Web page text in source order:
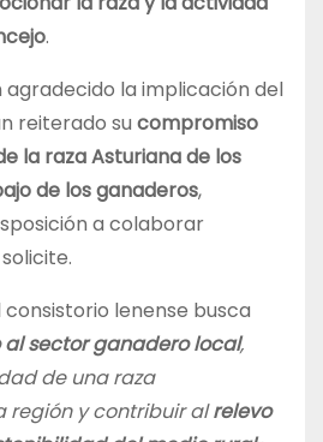
.
agradecido la implicación del
reiterado su compromiso
la raza Asturiana de los
de los ganaderos,
a colaborar
lenense busca
sector ganadero local,
de una raza
región y contribuir alrelevo